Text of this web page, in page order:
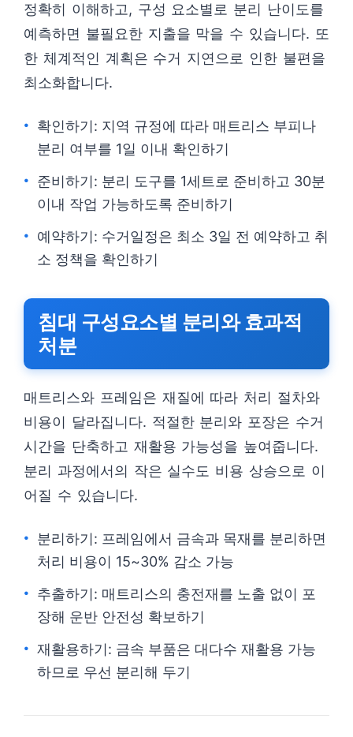
정확히 이해하고, 구성 요소별로 분리 난이도를
예측하면 불필요한 지출을 막을 수 있습니다. 또
한 체계적인 계획은 수거 지연으로 인한 불편을
최소화합니다.
확인하기: 지역 규정에 따라 매트리스 부피나
분리 여부를 1일 이내 확인하기
준비하기: 분리 도구를 1세트로 준비하고 30분
이내 작업 가능하도록 준비하기
예약하기: 수거일정은 최소 3일 전 예약하고 취
소 정책을 확인하기
침대 구성요소별 분리와 효과적
처분
매트리스와 프레임은 재질에 따라 처리 절차와
비용이 달라집니다. 적절한 분리와 포장은 수거
시간을 단축하고 재활용 가능성을 높여줍니다.
분리 과정에서의 작은 실수도 비용 상승으로 이
어질 수 있습니다.
분리하기: 프레임에서 금속과 목재를 분리하면
처리 비용이 15~30% 감소 가능
추출하기: 매트리스의 충전재를 노출 없이 포
장해 운반 안전성 확보하기
재활용하기: 금속 부품은 대다수 재활용 가능
하므로 우선 분리해 두기